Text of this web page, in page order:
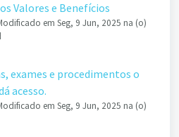
Valores e Benefícios
em Seg, 9 Jun, 2025 na (o)
exames e procedimentos o
acesso.
em Seg, 9 Jun, 2025 na (o)